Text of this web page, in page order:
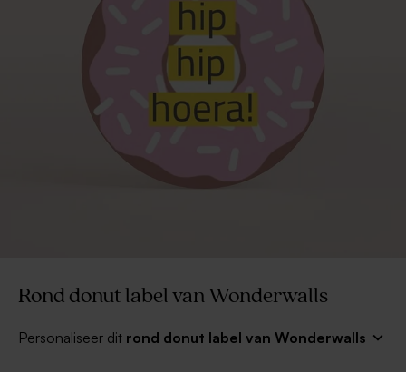
Rond donut label van Wonderwalls
Personaliseer dit rond donut label van Wonderwalls